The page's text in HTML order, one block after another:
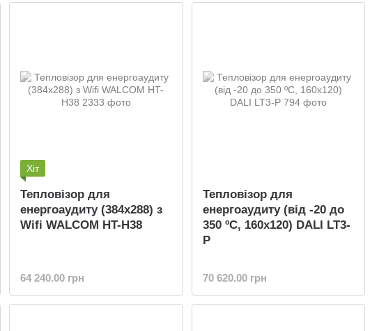
Хіт
Тепловізор для
енергоаудиту (384x288) з
Wifi WALCOM HT-H38
64 240.00 грн
Тепловізор для
енергоаудиту (від -20 до
350 ºC, 160х120) DALI LT3-
P
70 620.00 грн